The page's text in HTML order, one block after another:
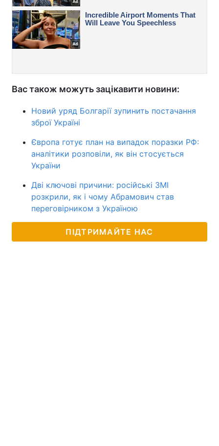
Вас також можуть зацікавити новини:
Новий уряд Болгарії зупинить постачання
зброї Україні
Європа готує план на випадок поразки РФ:
аналітики розповіли, як він стосується
України
Дві ключові причини: російські ЗМІ
розкрили, як і чому Абрамович став
переговірником з Україною
ПІДТРИМАЙТЕ НАС